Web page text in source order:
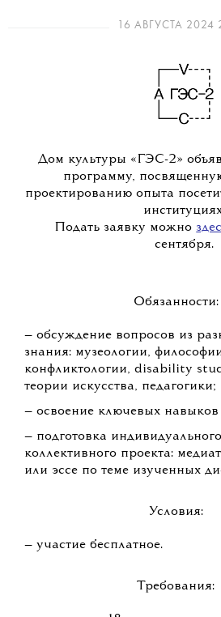
16 АВГУСТА 2024
Дом культуры «ГЭС-2»
программу,
проектированию опыта
Подать заявку можно
сентября.
Обязанности:
— обсуждение вопросов из
знания: музеологии,
конфликтологии, disability
теории искусства, педагогики;
— освоение ключевых навыков
— подготовка
коллективного проекта:
или эссе по теме изученных
Условия:
— участие бесплатное.
Требования: